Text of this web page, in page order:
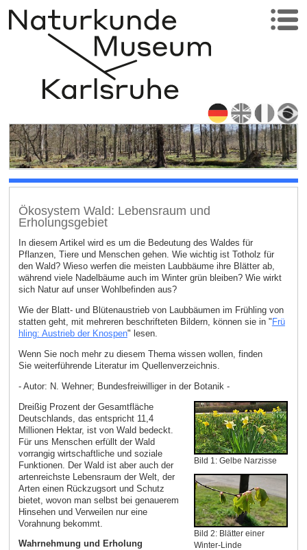
Ökosystem Wald: Lebensraum und
Erholungsgebiet
In diesem Artikel wird es um die Bedeutung des Waldes für
Pflanzen, Tiere und Menschen gehen. Wie wichtig ist Totholz für
den Wald? Wieso werfen die meisten Laubbäume ihre Blätter ab,
während viele Nadelbäume auch im Winter grün bleiben? Wie wirkt
sich Natur auf unser Wohlbefinden aus?
Wie der Blatt- und Blütenaustrieb von Laubbäumen im Frühling von
statten geht, mit mehreren beschrifteten Bildern, können sie in " Frü
hling: Austrieb der Knospen" lesen.
Wenn Sie noch mehr zu diesem Thema wissen wollen, finden
Sie weiterführende Literatur im Quellenverzeichnis.
- Autor: N. Wehner; Bundesfreiwilliger in der Botanik -
Bild 1: Gelbe Narzisse
Bild 2: Blätter einer
Winter-Linde
Dreißig Prozent der Gesamtfläche
Deutschlands, das entspricht 11,4
Millionen Hektar, ist von Wald bedeckt.
Für uns Menschen erfüllt der Wald
vorrangig wirtschaftliche und soziale
Funktionen. Der Wald ist aber auch der
artenreichste Lebensraum der Welt, der
Arten einen Rückzugsort und Schutz
bietet, wovon man selbst bei genauerem
Hinsehen und Verweilen nur eine
Vorahnung bekommt.
Wahrnehmung und Erholung